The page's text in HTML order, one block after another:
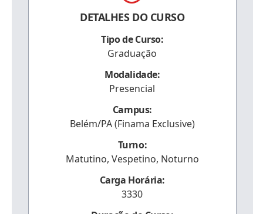
DETALHES DO CURSO
Tipo de Curso:
Graduação
Modalidade:
Presencial
Campus:
Belém/PA (Finama Exclusive)
Turno:
Matutino, Vespetino, Noturno
Carga Horária:
3330